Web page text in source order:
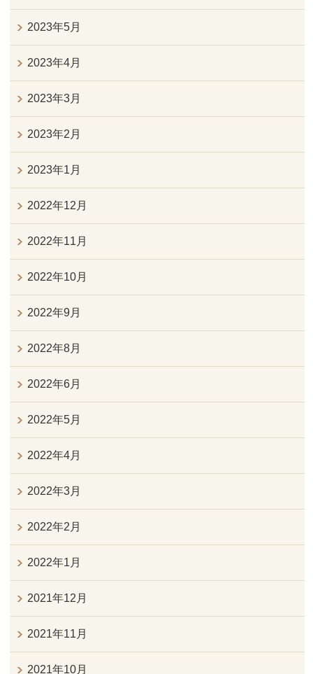
2023年5月
2023年4月
2023年3月
2023年2月
2023年1月
2022年12月
2022年11月
2022年10月
2022年9月
2022年8月
2022年6月
2022年5月
2022年4月
2022年3月
2022年2月
2022年1月
2021年12月
2021年11月
2021年10月